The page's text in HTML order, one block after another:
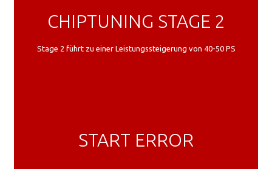
START ERROR
CHIPTUNING STAGE 2
Stage 2 führt zu einer Leistungssteigerung von 40-50 PS